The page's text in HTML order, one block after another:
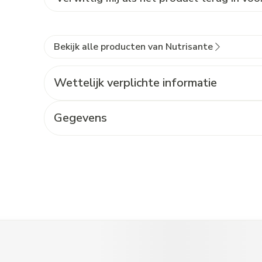
Bekijk alle producten van Nutrisante
Wettelijk verplichte informatie
Gegevens